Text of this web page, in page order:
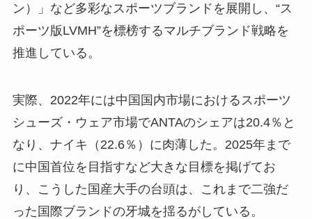
ン）」など多彩なスポーツブランドを展開し、“ス
ポーツ版LVMH”を標榜するマルチブランド戦略を
推進している。
実際、2022年には中国国内市場におけるスポーツ
シューズ・ウェア市場でANTAのシェアは20.4％と
なり、ナイキ（22.6％）に肉薄した。2025年まで
に中国首位を目指すなど大きな目標を掲げてお
り、こうした国産大手の台頭は、これまで二強だ
った国際ブランドの牙城を揺るがしている。